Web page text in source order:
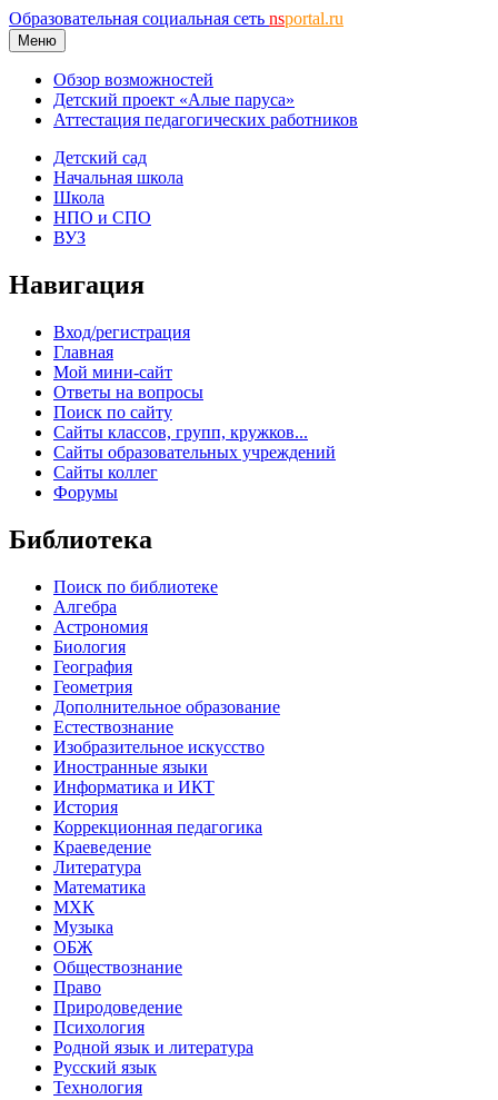
Образовательная социальная сеть nsportal.ru
Меню
Обзор возможностей
Детский проект «Алые паруса»
Аттестация педагогических работников
Детский сад
Начальная школа
Школа
НПО и СПО
ВУЗ
Навигация
Вход/регистрация
Главная
Мой мини-сайт
Ответы на вопросы
Поиск по сайту
Сайты классов, групп, кружков...
Сайты образовательных учреждений
Сайты коллег
Форумы
Библиотека
Поиск по библиотеке
Алгебра
Астрономия
Биология
География
Геометрия
Дополнительное образование
Естествознание
Изобразительное искусство
Иностранные языки
Информатика и ИКТ
История
Коррекционная педагогика
Краеведение
Литература
Математика
МХК
Музыка
ОБЖ
Обществознание
Право
Природоведение
Психология
Родной язык и литература
Русский язык
Технология